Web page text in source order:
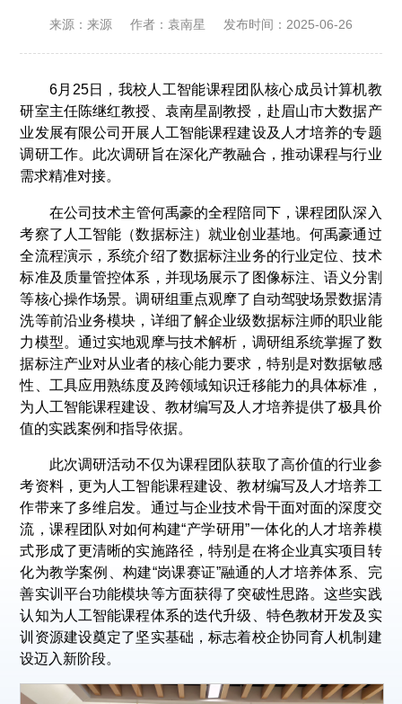
来源：来源 作者：袁南星 发布时间：2025-06-26
6月25日，我校人工智能课程团队核心成员计算机教
研室主任陈继红教授、袁南星副教授，赴眉山市大数据产
业发展有限公司开展人工智能课程建设及人才培养的专题
调研工作。此次调研旨在深化产教融合，推动课程与行业
需求精准对接。
在公司技术主管何禹豪的全程陪同下，课程团队深入
考察了人工智能（数据标注）就业创业基地。何禹豪通过
全流程演示，系统介绍了数据标注业务的行业定位、技术
标准及质量管控体系，并现场展示了图像标注、语义分割
等核心操作场景。调研组重点观摩了自动驾驶场景数据清
洗等前沿业务模块，详细了解企业级数据标注师的职业能
力模型。通过实地观摩与技术解析，调研组系统掌握了数
据标注产业对从业者的核心能力要求，特别是对数据敏感
性、工具应用熟练度及跨领域知识迁移能力的具体标准，
为人工智能课程建设、教材编写及人才培养提供了极具价
值的实践案例和指导依据。
此次调研活动不仅为课程团队获取了高价值的行业参
考资料，更为人工智能课程建设、教材编写及人才培养工
作带来了多维启发。通过与企业技术骨干面对面的深度交
流，课程团队对如何构建“产学研用”一体化的人才培养模
式形成了更清晰的实施路径，特别是在将企业真实项目转
化为教学案例、构建“岗课赛证”融通的人才培养体系、完
善实训平台功能模块等方面获得了突破性思路。这些实践
认知为人工智能课程体系的迭代升级、特色教材开发及实
训资源建设奠定了坚实基础，标志着校企协同育人机制建
设迈入新阶段。